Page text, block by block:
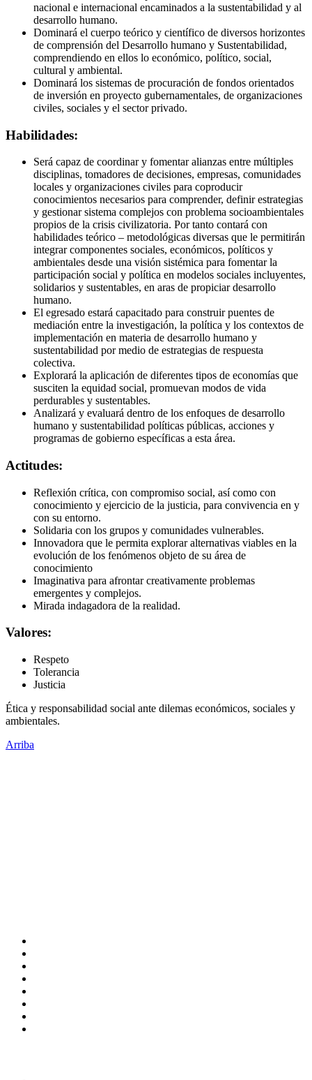
nacional e internacional encaminados a la sustentabilidad y al
desarrollo humano.
Dominará el cuerpo teórico y científico de diversos horizontes
de comprensión del Desarrollo humano y Sustentabilidad,
comprendiendo en ellos lo económico, político, social,
cultural y ambiental.
Dominará los sistemas de procuración de fondos orientados
de inversión en proyecto gubernamentales, de organizaciones
civiles, sociales y el sector privado.
Habilidades:
Será capaz de coordinar y fomentar alianzas entre múltiples
disciplinas, tomadores de decisiones, empresas, comunidades
locales y organizaciones civiles para coproducir
conocimientos necesarios para comprender, definir estrategias
y gestionar sistema complejos con problema socioambientales
propios de la crisis civilizatoria. Por tanto contará con
habilidades teórico – metodológicas diversas que le permitirán
integrar componentes sociales, económicos, políticos y
ambientales desde una visión sistémica para fomentar la
participación social y política en modelos sociales incluyentes,
solidarios y sustentables, en aras de propiciar desarrollo
humano.
El egresado estará capacitado para construir puentes de
mediación entre la investigación, la política y los contextos de
implementación en materia de desarrollo humano y
sustentabilidad por medio de estrategias de respuesta
colectiva.
Explorará la aplicación de diferentes tipos de economías que
susciten la equidad social, promuevan modos de vida
perdurables y sustentables.
Analizará y evaluará dentro de los enfoques de desarrollo
humano y sustentabilidad políticas públicas, acciones y
programas de gobierno específicas a esta área.
Actitudes:
Reflexión crítica, con compromiso social, así como con
conocimiento y ejercicio de la justicia, para convivencia en y
con su entorno.
Solidaria con los grupos y comunidades vulnerables.
Innovadora que le permita explorar alternativas viables en la
evolución de los fenómenos objeto de su área de
conocimiento
Imaginativa para afrontar creativamente problemas
emergentes y complejos.
Mirada indagadora de la realidad.
Valores:
Respeto
Tolerancia
Justicia
Ética y responsabilidad social ante dilemas económicos, sociales y
ambientales.
Arriba